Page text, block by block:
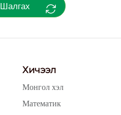
Шалгах
Хичээл
Монгол хэл
Математик